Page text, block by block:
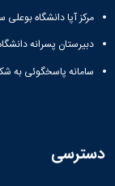
مرکز آپا دانشگاه بوعلی
دبیرستان پسرانه
سامانه پاسخگوئی به
دسترسی